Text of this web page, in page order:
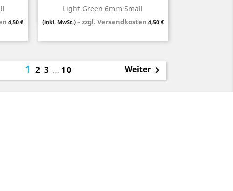
Preis
4,50 €
Light Green 6mm Small
(inkl. MwSt.) zzgl. Versandkosten Preis
4,50 €
Vorschau
123 … 10 Weiter